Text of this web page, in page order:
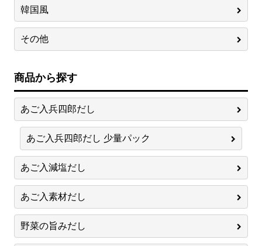
韓国風
その他
商品から探す
あご入兵四郎だし
あご入兵四郎だし 少量パック
あご入減塩だし
あご入素材だし
野菜の旨みだし